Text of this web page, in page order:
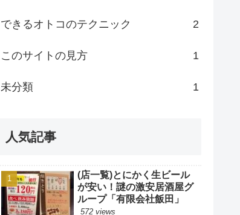
できるオトコのテクニック 2
このサイトの見方 1
未分類 1
人気記事
(店一覧)とにかく生ビール
が安い！謎の激安居酒屋グ
ループ「有限会社飯田」
572 views